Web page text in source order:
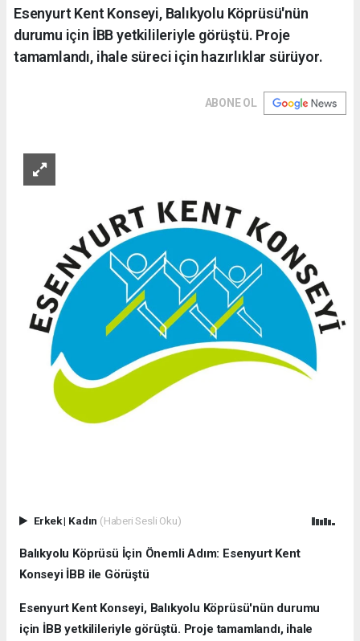
Esenyurt Kent Konseyi, Balıkyolu Köprüsü'nün
durumu için İBB yetkilileriyle görüştü. Proje
tamamlandı, ihale süreci için hazırlıklar sürüyor.
ABONE OL
Erkek| Kadın (Haberi Sesli Oku)
Balıkyolu Köprüsü İçin Önemli Adım: Esenyurt Kent
Konseyi İBB ile Görüştü
Esenyurt Kent Konseyi, Balıkyolu Köprüsü'nün durumu
için İBB yetkilileriyle görüştü. Proje tamamlandı, ihale